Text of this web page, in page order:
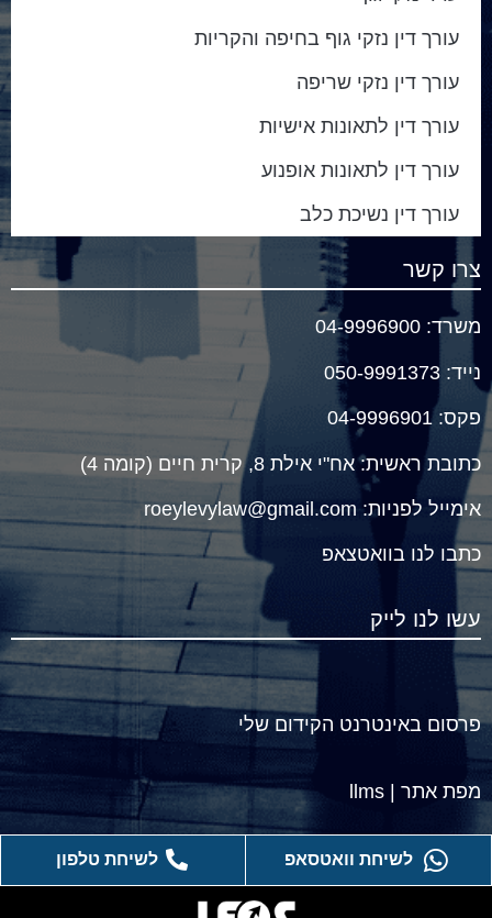
עורך דין נזקי גוף בחיפה והקריות
עורך דין נזקי שריפה
עורך דין לתאונות אישיות
עורך דין לתאונות אופנוע
עורך דין נשיכת כלב
צרו קשר
משרד: 04-9996900
נייד:
050-9991373
פקס: 04-9996901
כתובת ראשית: אח"י אילת 8, קרית חיים (קומה 4)
אימייל לפניות: roeylevylaw@gmail.com
כתבו לנו בוואטצאפ
עשו לנו לייק
פרסום באינטרנט הקידום שלי
מפת אתר llms
לשיחת וואטסאפ לשיחת טלפון